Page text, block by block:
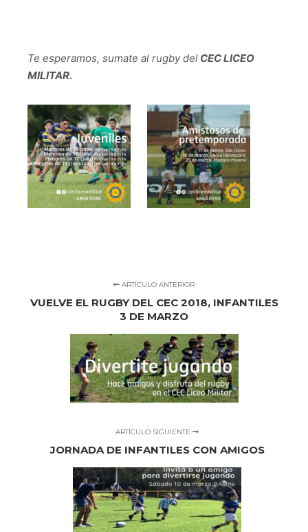
Te esperamos, sumate al rugby del CEC LICEO
MILITAR.
ARTÍCULO ANTERIOR
VUELVE EL RUGBY DEL CEC 2018, INFANTILES
3 DE MARZO
ARTÍCULO SIGUIENTE
JORNADA DE INFANTILES CON AMIGOS